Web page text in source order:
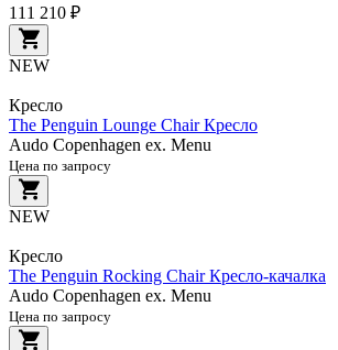
111 210 ₽
NEW
Кресло
The Penguin Lounge Chair Кресло
Audo Copenhagen ex. Menu
Цена по запросу
NEW
Кресло
The Penguin Rocking Chair Кресло-качалка
Audo Copenhagen ex. Menu
Цена по запросу